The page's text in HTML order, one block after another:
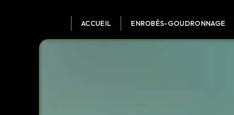
ACCUEIL ENROBÉS-GOUDRONNAGE